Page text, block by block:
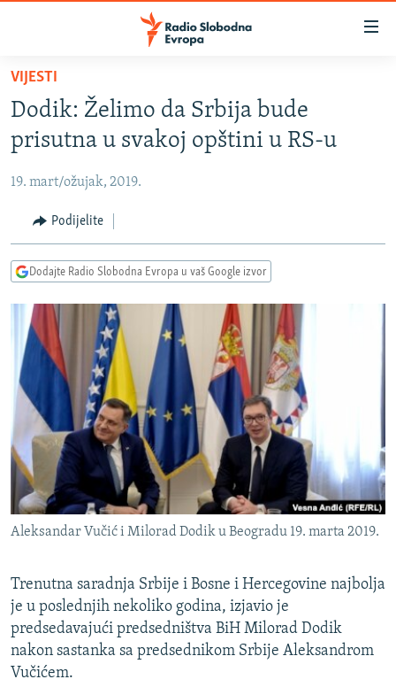
Pređite
glavni
sadržaj
Pređite
na
navigaciju
Pređite
na
VIJESTI
BOSNA I HERCEGOVINA
SRBIJA
KOSOVO
CRNA GORA
VIDEO
FOTOGALERIJE
INFOGRAFIKE
PODCASTI
RAT U UKRAJINI
KINA NA BALKANU
RSE PRIČE IZ SVIJETA
ISPRIČAJ MI
DNEVNO@RSE
SPECIJALI RSE
VIŠE OD NASLOVA
POPLAVE I KLIZIŠTA U BIH 2024.
TV LIBERTY
POST SCRIPTUM
MOJA EVROPA
PRATITE NAS
Sve RFE/RL stranice
VIJESTI
Dodik: Želimo da Srbija bude
prisutna u svakoj opštini u RS-u
19. mart/ožujak, 2019.
Podijelite
Dodajte Radio Slobodna Evropa u vaš Google izvor
Aleksandar Vučić i Milorad Dodik u Beogradu 19. marta 2019.
Trenutna saradnja Srbije i Bosne i Hercegovine najbolja
je u poslednjih nekoliko godina, izjavio je
predsedavajući predsedništva BiH Milorad Dodik
nakon sastanka sa predsednikom Srbije Aleksandrom
Vučićem.